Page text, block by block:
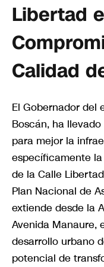
Libertad
Calidad
El Gobernador del
Boscán, ha
para mejor la
específicamente
de la Calle
Plan Nacional de
extiende desde la
Avenida Manaure,
desarrollo urbano
potencial de